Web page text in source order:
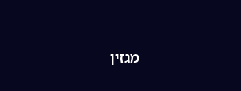
מגזין